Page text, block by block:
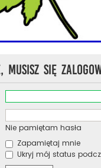
się
Nie pamiętam hasła
Zapamiętaj mnie
Ukryj mój status